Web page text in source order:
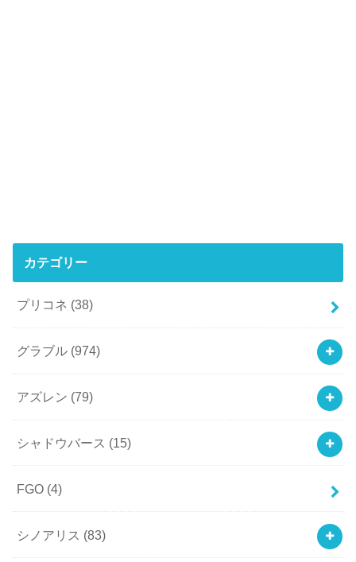
カテゴリー
プリコネ (38)
グラブル (974)
アズレン (79)
シャドウバース (15)
FGO (4)
シノアリス (83)